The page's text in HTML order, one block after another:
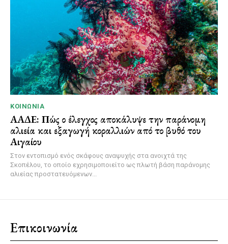
ΚΟΙΝΩΝΊΑ
ΑΑΔΕ: Πώς ο έλεγχος αποκάλυψε την παράνομη
αλιεία και εξαγωγή κοραλλιών από το βυθό του
Αιγαίου
Στον εντοπισμό ενός σκάφους αναψυχής στα ανοιχτά της
Σκοπέλου, το οποίο εχρησιμοποιείτο ως πλωτή βάση παράνομης
αλιείας προστατευόμενων...
Επικοινωνία